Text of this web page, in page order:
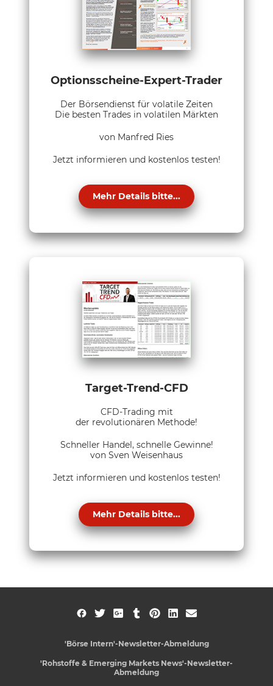
Optionsscheine-Expert-Trader
Der Börsendienst für volatile Zeiten
Die besten Trades in volatilen Märkten
von Manfred Ries
Jetzt informieren und kostenlos testen!
Mehr Details bitte...
Target-Trend-CFD
CFD-Trading mit
der revolutionären Methode!
Schneller Handel, schnelle Gewinne!
von Sven Weisenhaus
Jetzt informieren und kostenlos testen!
Mehr Details bitte...
'Börse Intern'-Newsletter-Abmeldung
'Rohstoffe & Emerging Markets News'-Newsletter-
Abmeldung